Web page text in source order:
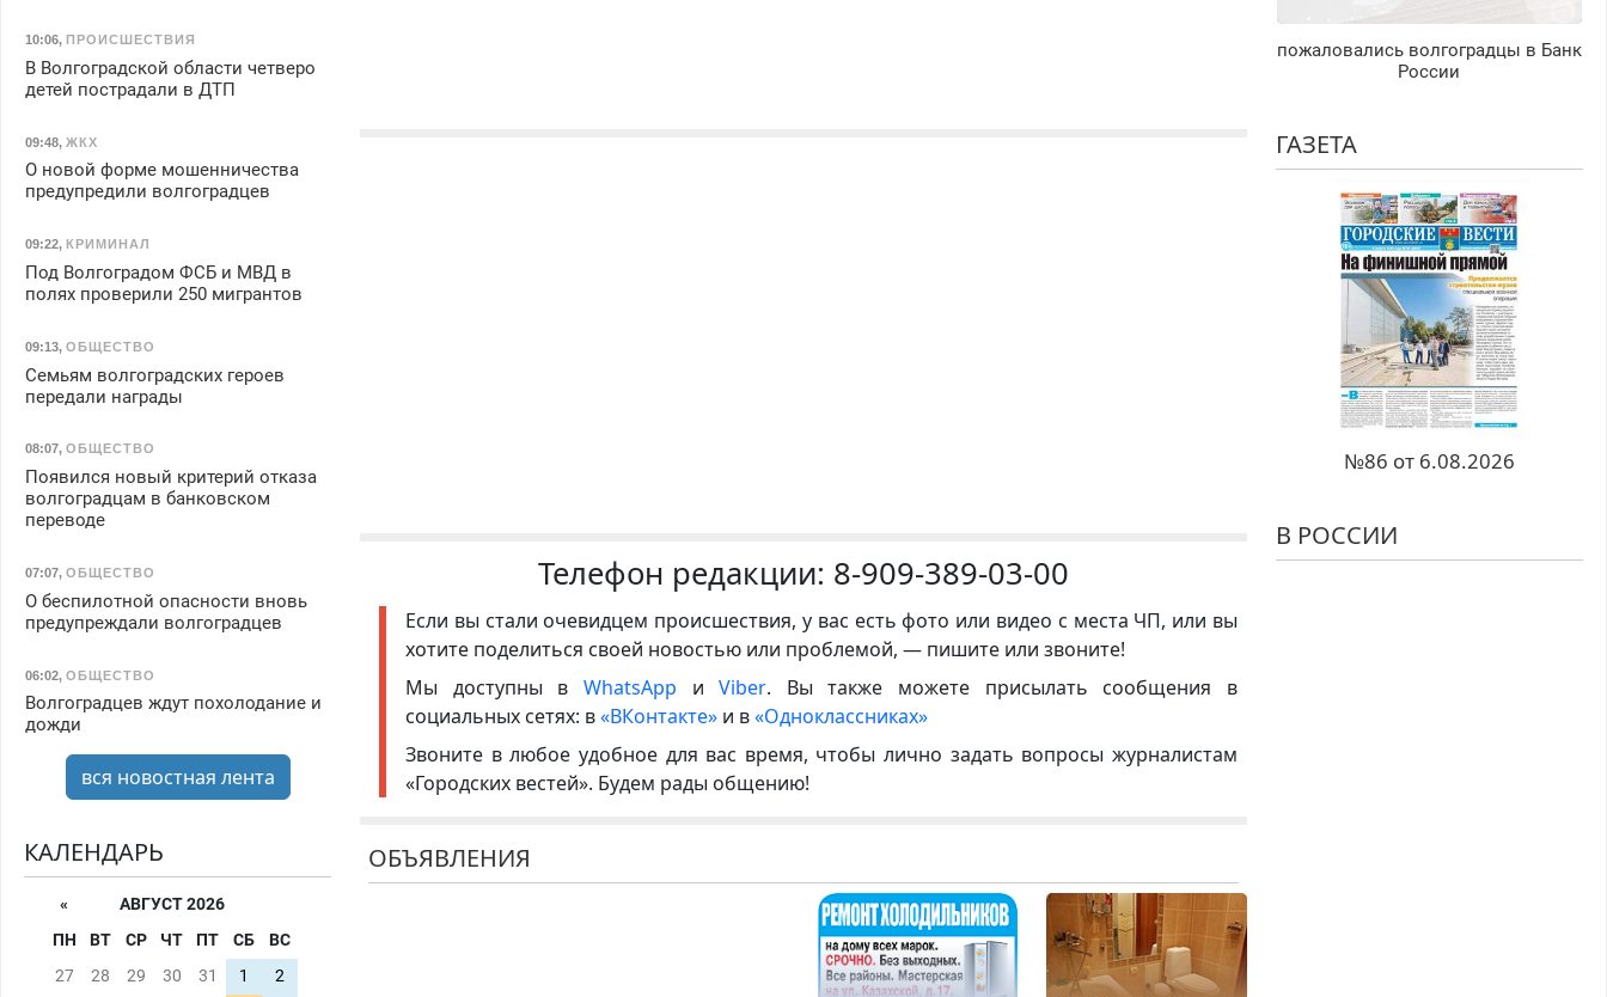
Телефон редакции: 8-909-389-03-00
Если вы стали очевидцем происшествия, у вас есть фото или видео с места ЧП, или вы
хотите поделиться своей новостью или проблемой, — пишите или звоните!
Мы доступны в WhatsApp иViber. Вы также можете присылать сообщения в
социальных сетях: в«ВКонтакте» и в«Одноклассниках»
Звоните в любое удобное для вас время, чтобы лично задать вопросы журналистам
«Городских вестей». Будем рады общению!
ОБЪЯВЛЕНИЯ
10:06, ПРОИСШЕСТВИЯ
В Волгоградской области четверо
детей пострадали в ДТП
09:48, ЖКХ
О новой форме мошенничества
предупредили волгоградцев
09:22, КРИМИНАЛ
Под Волгоградом ФСБ и МВД в
полях проверили 250 мигрантов
09:13, ОБЩЕСТВО
Семьям волгоградских героев
передали награды
08:07, ОБЩЕСТВО
Появился новый критерий отказа
волгоградцам в банковском
переводе
07:07, ОБЩЕСТВО
О беспилотной опасности вновь
предупреждали волгоградцев
06:02, ОБЩЕСТВО
Волгоградцев ждут похолодание и
дожди
вся новостная лента
КАЛЕНДАРЬ
«
АВГУСТ 2026
ПН
ВТ СР ЧТ ПТ СБ
ВС
27
28 29 30 31 1
2
пожаловались волгоградцы в Банк
России
ГАЗЕТА
№86 от 6.08.2026
В РОССИИ